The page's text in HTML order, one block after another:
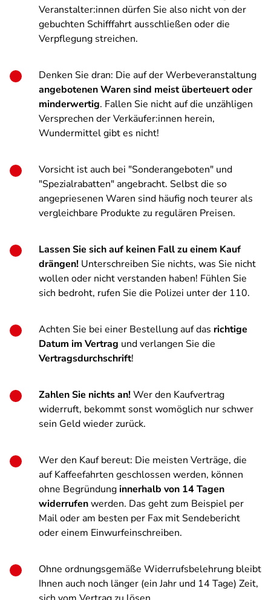
Veranstalter:innen dürfen Sie also nicht von der
gebuchten Schifffahrt ausschließen oder die
Verpflegung streichen.
Denken Sie dran: Die auf der Werbeveranstaltung
angebotenen Waren sind meist überteuert oder
minderwertig. Fallen Sie nicht auf die unzähligen
Versprechen der Verkäufer:innen herein,
Wundermittel gibt es nicht!
Vorsicht ist auch bei "Sonderangeboten" und
"Spezialrabatten" angebracht. Selbst die so
angepriesenen Waren sind häufig noch teurer als
vergleichbare Produkte zu regulären Preisen.
Lassen Sie sich auf keinen Fall zu einem Kauf
drängen! Unterschreiben Sie nichts, was Sie nicht
wollen oder nicht verstanden haben! Fühlen Sie
sich bedroht, rufen Sie die Polizei unter der 110.
Achten Sie bei einer Bestellung auf das richtige
Datum im Vertrag und verlangen Sie die
Vertragsdurchschrift!
Zahlen Sie nichts an!Wer den Kaufvertrag
widerruft, bekommt sonst womöglich nur schwer
sein Geld wieder zurück.
Wer den Kauf bereut: Die meisten Verträge, die
auf Kaffeefahrten geschlossen werden, können
ohne Begründunginnerhalb von 14 Tagen
widerrufenwerden. Das geht zum Beispiel per
Mail oder am besten per Fax mit Sendebericht
oder einem Einwurfeinschreiben.
Ohne ordnungsgemäße Widerrufsbelehrung bleibt
Ihnen auch noch länger (ein Jahr und 14 Tage) Zeit,